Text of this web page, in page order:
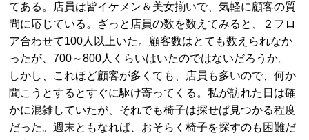
てある。店員は皆イケメン＆美女揃いで、気軽に顧客の質
問に応じている。ざっと店員の数を数えてみると、２フロ
ア合わせて100人以上いた。顧客数はとても数えられなか
ったが、700～800人くらいはいたのではないだろうか。
しかし、これほど顧客が多くても、店員も多いので、何か
聞こうとするとすぐに駆け寄ってくる。私が訪れた日は確
かに混雑していたが、それでも椅子は探せば見つかる程度
だった。週末ともなれば、おそらく椅子を探すのも困難だ